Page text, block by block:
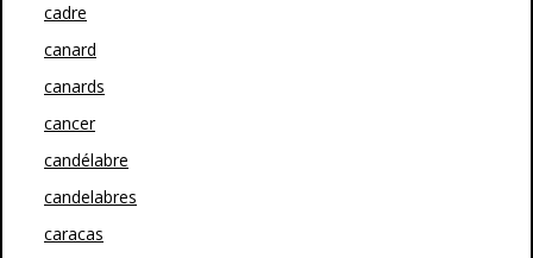
cadre
canard
canards
cancer
candélabre
candelabres
caracas